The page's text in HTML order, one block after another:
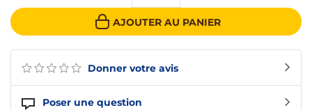
Donner votre avis
Poser une question
AJOUTER AU PANIER